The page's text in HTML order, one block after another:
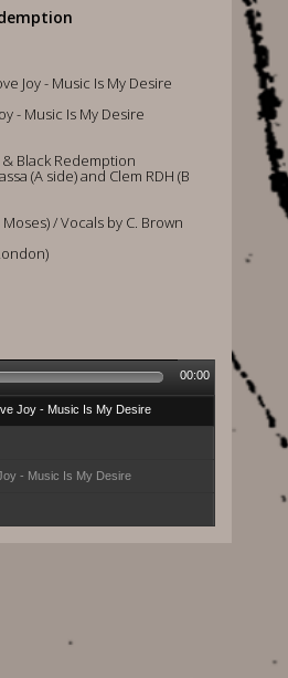
Joy - Music Is My Desire
- Music Is My Desire
Black Redemption
(A side) and Clem RDH (B
/ Vocals by C. Brown
Joy - Music Is My Desire
- Music Is My Desire
00:00